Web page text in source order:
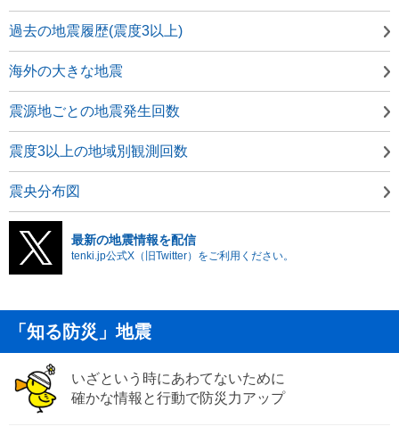
過去の地震履歴(震度3以上)
海外の大きな地震
震源地ごとの地震発生回数
震度3以上の地域別観測回数
震央分布図
最新の地震情報を配信
tenki.jp公式X（旧Twitter）をご利用ください。
「知る防災」地震
いざという時にあわてないために
確かな情報と行動で防災力アップ